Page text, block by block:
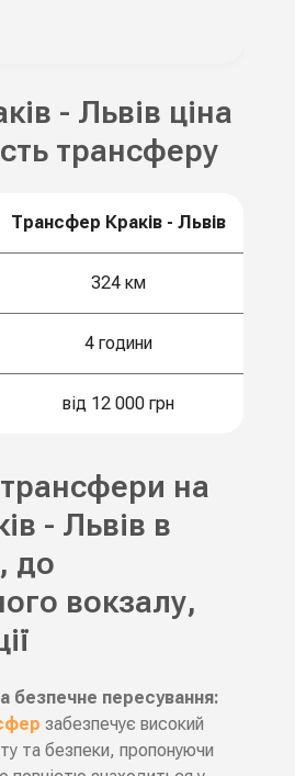
- Львів ціна
трансферу
Трансфер Краків - Львів
324 км
4 години
від 12 000 грн
на
- Львів в
до
вокзалу,
безпечне пересування:
забезпечує високий
та безпеки, пропонуючи